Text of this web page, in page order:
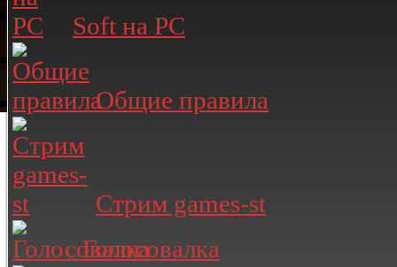
Soft на PC
Общие правила
Стрим games-st
Голосовалка